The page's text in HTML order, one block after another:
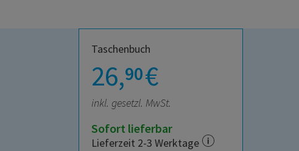
Taschenbuch
26,90€
inkl. gesetzl. MwSt.
Sofort lieferbar
Lieferzeit 2-3 Werktage